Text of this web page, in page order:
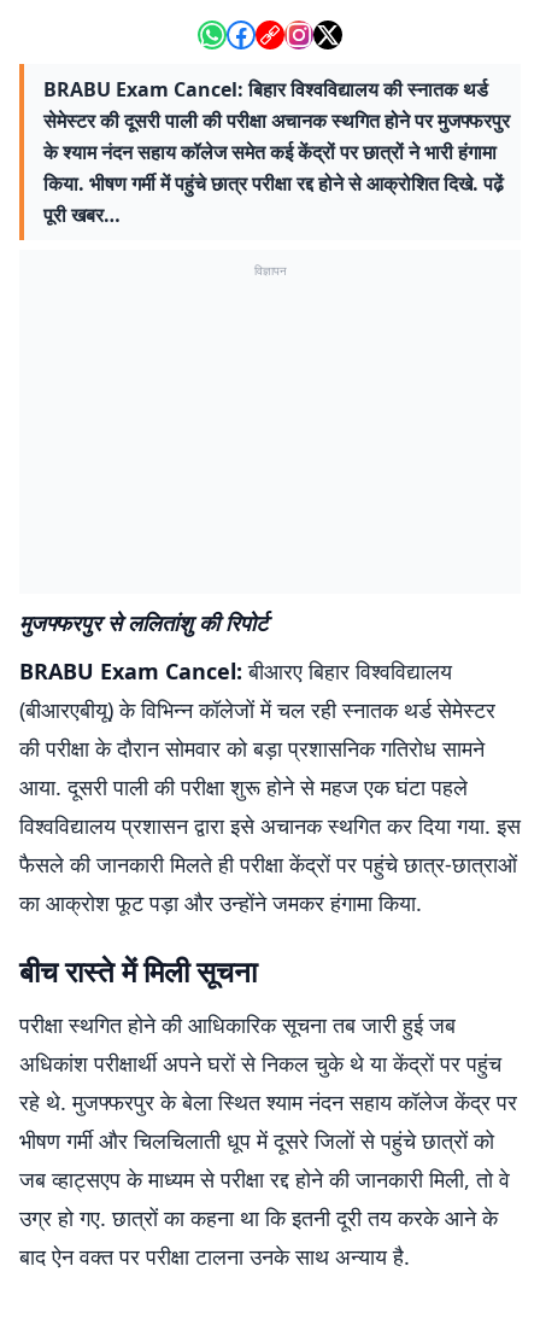
BRABU Exam Cancel: बिहार विश्वविद्यालय की स्नातक थर्ड
सेमेस्टर की दूसरी पाली की परीक्षा अचानक स्थगित होने पर मुजफ्फरपुर
के श्याम नंदन सहाय कॉलेज समेत कई केंद्रों पर छात्रों ने भारी हंगामा
किया. भीषण गर्मी में पहुंचे छात्र परीक्षा रद्द होने से आक्रोशित दिखे. पढे़ं
पूरी खबर…
विज्ञापन
मुजफ्फरपुर से ललितांशु की रिपोर्ट
BRABU Exam Cancel: बीआरए बिहार विश्वविद्यालय
(बीआरएबीयू) के विभिन्न कॉलेजों में चल रही स्नातक थर्ड सेमेस्टर
की परीक्षा के दौरान सोमवार को बड़ा प्रशासनिक गतिरोध सामने
आया. दूसरी पाली की परीक्षा शुरू होने से महज एक घंटा पहले
विश्वविद्यालय प्रशासन द्वारा इसे अचानक स्थगित कर दिया गया. इस
फैसले की जानकारी मिलते ही परीक्षा केंद्रों पर पहुंचे छात्र-छात्राओं
का आक्रोश फूट पड़ा और उन्होंने जमकर हंगामा किया.
बीच रास्ते में मिली सूचना
परीक्षा स्थगित होने की आधिकारिक सूचना तब जारी हुई जब
अधिकांश परीक्षार्थी अपने घरों से निकल चुके थे या केंद्रों पर पहुंच
रहे थे. मुजफ्फरपुर के बेला स्थित श्याम नंदन सहाय कॉलेज केंद्र पर
भीषण गर्मी और चिलचिलाती धूप में दूसरे जिलों से पहुंचे छात्रों को
जब व्हाट्सएप के माध्यम से परीक्षा रद्द होने की जानकारी मिली, तो वे
उग्र हो गए. छात्रों का कहना था कि इतनी दूरी तय करके आने के
बाद ऐन वक्त पर परीक्षा टालना उनके साथ अन्याय है.